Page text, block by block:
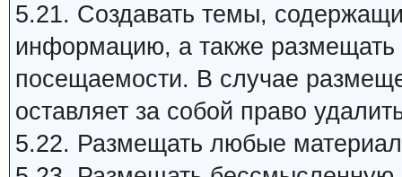
5.21. Создавать темы,
информацию, а также
посещаемости. В случае
оставляет за собой право
5.22. Размещать любые